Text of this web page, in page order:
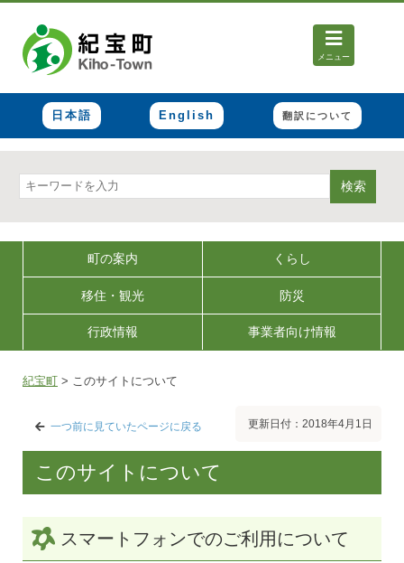
メニュー
日本語 English 翻訳について
検索
町の案内 くらし
移住・観光 防災
行政情報 事業者向け情報
紀宝町 > このサイトについて
一つ前に見ていたページに戻る 更新日付：2018年4月1日
このサイトについて
スマートフォンでのご利用について